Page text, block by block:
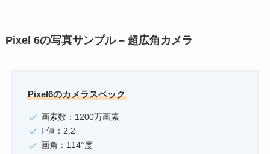
Pixel 6の写真サンプル – 超広角カメラ
Pixel6のカメラスペック
画素数：1200万画素
F値：2.2
画角：114°度